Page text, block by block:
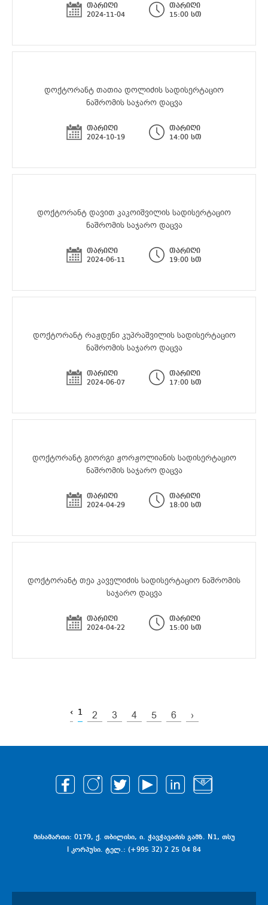
თარიღი
2024-11-04
თარიღი
15:00 სთ
დოქტორანტ თათია დოლიძის სადისერტაციო
ნაშრომის საჯარო დაცვა
თარიღი
2024-10-19
თარიღი
14:00 სთ
დოქტორანტ დავით კაკოიშვილის სადისერტაციო
ნაშრომის საჯარო დაცვა
თარიღი
2024-06-11
თარიღი
19:00 სთ
დოქტორანტ რაჟდენი კუპრაშვილის სადისერტაციო
ნაშრომის საჯარო დაცვა
თარიღი
2024-06-07
თარიღი
17:00 სთ
დოქტორანტ გიორგი ჟორჟოლიანის სადისერტაციო
ნაშრომის საჯარო დაცვა
თარიღი
2024-04-29
თარიღი
18:00 სთ
დოქტორანტ თეა კაველიძის სადისერტაციო ნაშრომის
საჯარო დაცვა
თარიღი
2024-04-22
თარიღი
15:00 სთ
‹ 1 2 3 4 5 6 ›
მისამართი: 0179, ქ. თბილისი, ი. ჭავჭავაძის გამზ. N1, თსუ
I კორპუსი. ტელ.: (+995 32) 2 25 04 84